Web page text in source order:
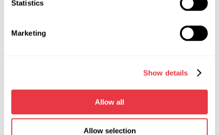
Statistics
Marketing
Show details
Allow all
Allow selection
позволяет точно определить неисправность, избежать
конкретный результат проверки - до ремонта и после.
приёмке товара и перед продажей. Проверка на стенде
обоснованно сформировать цену.
Производители автомобильных агрегатов и компонентов
встраивают диагностические стенды в линии выходного